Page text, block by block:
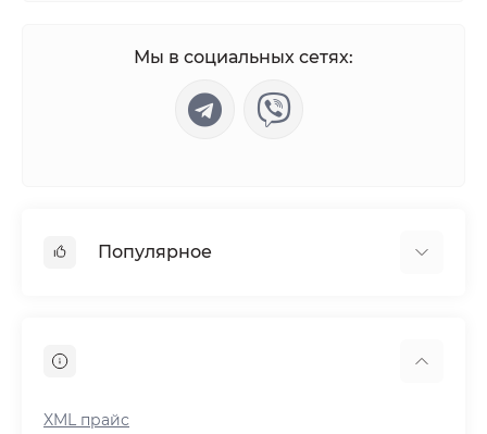
Мы в социальных сетях:
Популярное
Светодиодные лампы и штативы
XML прайс